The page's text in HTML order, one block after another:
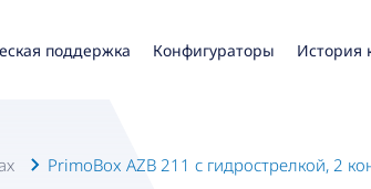
поддержка Конфигураторы История
PrimoBox AZB 211 с гидрострелкой, 2